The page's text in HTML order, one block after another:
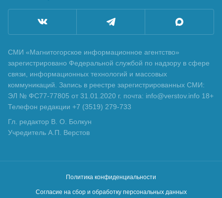
СМИ «Магнитогорское информационное агентство»
зарегистрировано Федеральной службой по надзору в сфере
связи, информационных технологий и массовых
коммуникаций. Запись в реестре зарегистрированных СМИ:
ЭЛ № ФС77-77805 от 31.01.2020 г. почта: info@verstov.info 18+
Телефон редакции +7 (3519) 279-733
Гл. редактор В. О. Болкун
Учредитель А.П. Верстов
Политика конфиденциальности
Согласие на сбор и обработку персональных данных